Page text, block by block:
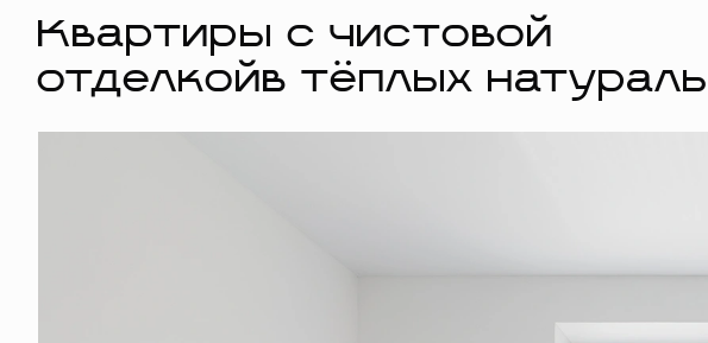
Квартиры с чистовой
отделкойв тёплых